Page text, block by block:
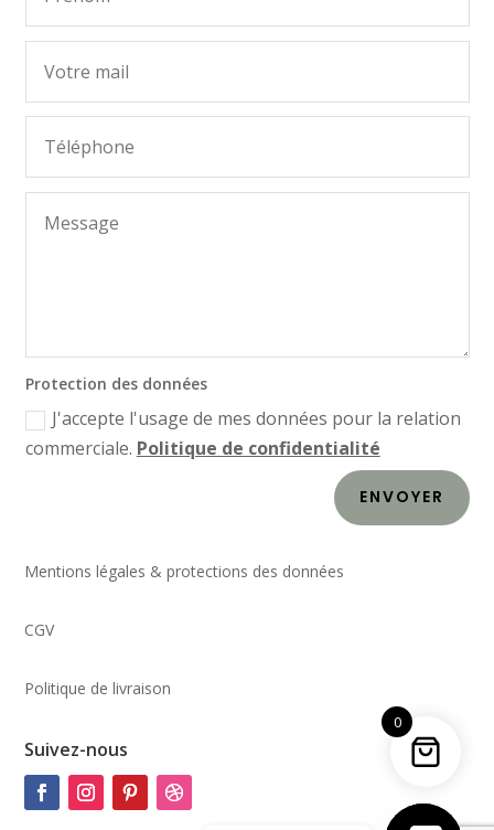
Protection des données
J'accepte l'usage de mes données pour la relation
commerciale. Politique de confidentialité
ENVOYER
Mentions légales & protections des données
CGV
Politique de livraison
Suivez-nous
0